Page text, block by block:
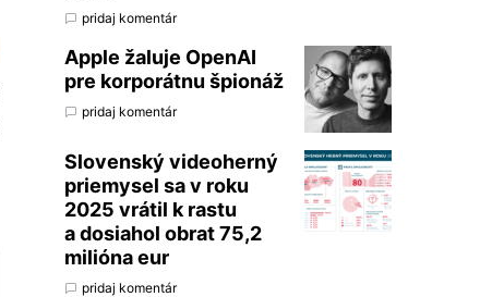
pridaj komentár
Apple žaluje OpenAI
pre korporátnu špionáž
pridaj komentár
Slovenský videoherný
priemysel sa v roku
2025 vrátil k rastu
a dosiahol obrat 75,2
milióna eur
pridaj komentár